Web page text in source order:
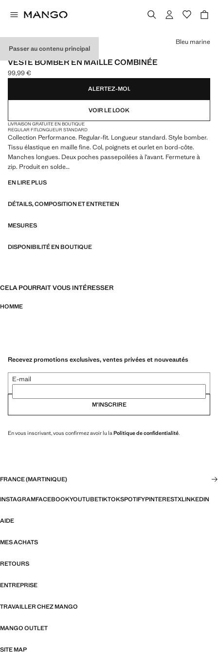
Passer au contenu principal
PERFORMANCE
VESTE BOMBER EN MAILLE COMBINÉE
Prix actuel [99,99 € ]
99,99 €
Choisissez une couleur
Bleu marine
ALERTEZ-MOI.
VOIR LE LOOK
LIVRAISON GRATUITE EN BOUTIQUE
REGULAR FITLONGUEUR STANDARD
Collection Performance. Regular-fit. Longueur standard. Style bomber.
Tissu élastique en maille fine. Col, poignets et ourlet en bord-côte.
Manches longues. Deux poches passepoilées à l’avant. Fermeture à
zip. Produit en solde
PERFORMANCE : une collection de vêtements confectionnés à partir
caractéristiques avancées telles que des tissus bi-stretch, à séchage
à l’eau, organisés en trois catégories générales : Thermorégulation,
EN LIRE PLUS
DÉTAILS, COMPOSITION ET ENTRETIEN
MESURES
DISPONIBILITÉ EN BOUTIQUE
CELA POURRAIT VOUS INTÉRESSER
HOMME
Recevez promotions exclusives, ventes privées et nouveautés
E-mail
M’INSCRIRE
En vous inscrivant, vous confirmez avoir lu la Politique de confidentialité.
FRANCE (MARTINIQUE)
INSTAGRAMFACEBOOKYOUTUBETIKTOKSPOTIFYPINTERESTXLINKEDIN
AIDE
MES ACHATS
RETOURS
ENTREPRISE
TRAVAILLER CHEZ MANGO
MANGO OUTLET
SITE MAP